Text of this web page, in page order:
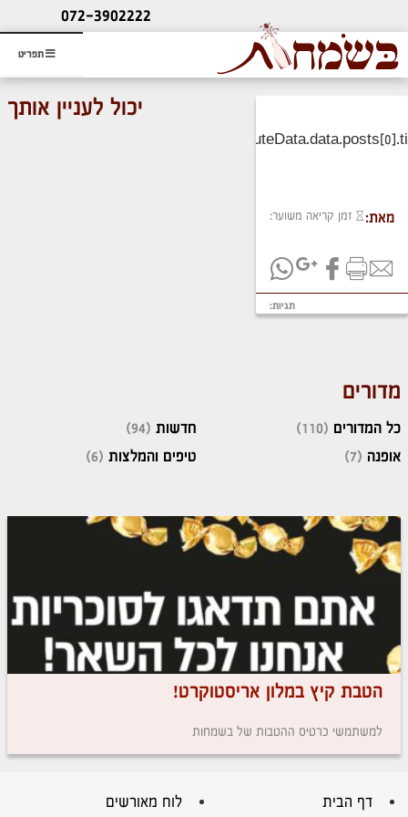
תפריט
ליעוץ חינם
והזמנת כרטיס שמחות
072-3902222
מאת: זמן קריאה משוער:
תגיות:
יכול לעניין אותך
מדורים
כל המדורים (110)
אופנה (7)
חדשות (94)
טיפים והמלצות (6)
הטבת קיץ במלון אריסטוקרט!
למשתמשי כרטיס ההטבות של בשמחות
דף הבית לוח מאורשים